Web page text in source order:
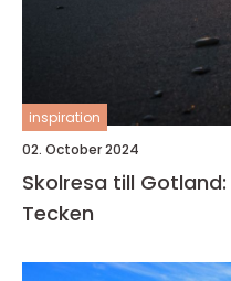
inspiration
02. October 2024
Skolresa till
Tecken